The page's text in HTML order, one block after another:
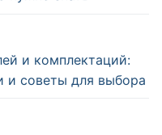
и комплектаций:
и советы для выбора